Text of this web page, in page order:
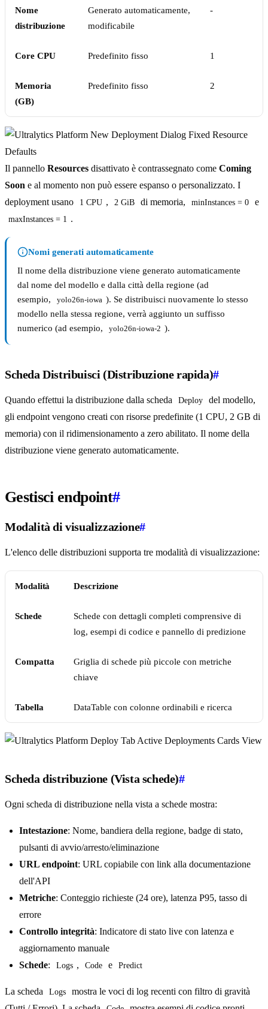
Nome
distribuzione
Generato automaticamente,
modificabile
-
Core CPU Predefinito fisso 1
Memoria
(GB)
Predefinito fisso 2
Il pannello Resources disattivato è contrassegnato come Coming
Soon e al momento non può essere espanso o personalizzato. I
deployment usano
1 CPU , 2 GiB di memoria, minInstances = 0 e
maxInstances = 1 .
Nomi generati automaticamente
Il nome della distribuzione viene generato automaticamente
dal nome del modello e dalla città della regione (ad
esempio,
yolo26n-iowa ). Se distribuisci nuovamente lo stesso
modello nella stessa regione, verrà aggiunto un suffisso
numerico (ad esempio,
yolo26n-iowa-2 ).
Scheda Distribuisci (Distribuzione rapida)#
Quando effettui la distribuzione dalla scheda Deploy
del modello,
gli endpoint vengono creati con risorse predefinite (1 CPU, 2 GB di
memoria) con il ridimensionamento a zero abilitato. Il nome della
distribuzione viene generato automaticamente.
Gestisci endpoint#
Modalità di visualizzazione#
L'elenco delle distribuzioni supporta tre modalità di visualizzazione:
Modalità Descrizione
Schede
Schede con dettagli completi comprensive di
log, esempi di codice e pannello di predizione
Compatta
Griglia di schede più piccole con metriche
chiave
Tabella DataTable con colonne ordinabili e ricerca
Scheda distribuzione (Vista schede)#
Ogni scheda di distribuzione nella vista a schede mostra:
Intestazione: Nome, bandiera della regione, badge di stato,
pulsanti di avvio/arresto/eliminazione
URL endpoint: URL copiabile con link alla documentazione
dell'API
Metriche: Conteggio richieste (24 ore), latenza P95, tasso di
errore
Controllo integrità: Indicatore di stato live con latenza e
aggiornamento manuale
Schede: Logs , Code e Predict
La scheda Logs
mostra le voci di log recenti con filtro di gravità